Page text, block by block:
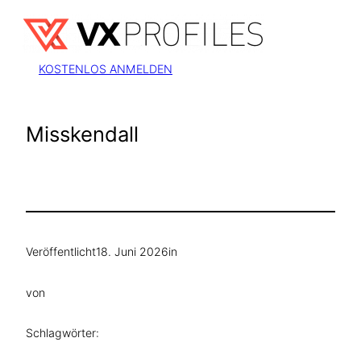
Inhalt
springen
KOSTENLOS ANMELDEN
Misskendall
Veröffentlicht18. Juni 2026in
von
Schlagwörter: